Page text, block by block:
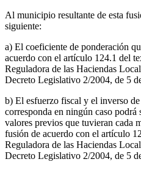
Al municipio resultante de esta
siguiente:
a) El coeficiente de ponderación
acuerdo con el artículo 124.1 del
Reguladora de las Haciendas
Decreto Legislativo 2/2004, de 5
b) El esfuerzo fiscal y el inverso
corresponda en ningún caso
valores previos que tuvieran cada
fusión de acuerdo con el artículo
Reguladora de las Haciendas
Decreto Legislativo 2/2004, de 5